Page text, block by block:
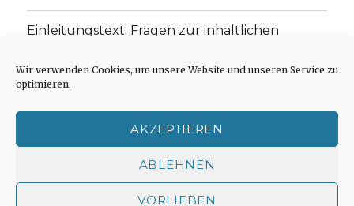
Wir verwenden Cookies, um unsere Website und unseren Service zu
optimieren.
AKZEPTIEREN
ABLEHNEN
VORLIEBEN
Einleitungstext: Fragen zur inhaltlichen
„schwachen Glaubens“
Cookie-Richtlinie (EU)